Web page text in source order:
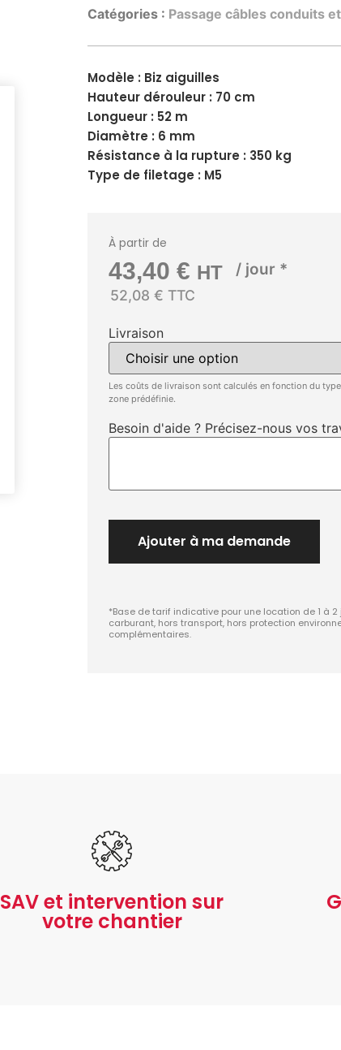
Catégories : Passage câbles conduits
Modèle : Biz aiguilles
Hauteur dérouleur : 70 cm
Longueur : 52 m
Diamètre : 6 mm
Résistance à la rupture : 350 kg
Type de filetage : M5
À partir de
43,40€ HT / jour *
52,08 € TTC
Livraison
Les coûts de livraison sont calculés en fonction du
zone prédéfinie.
Besoin d'aide ? Précisez-nous vos
Ajouter à ma demande
*Base de tarif indicative pour une location de 1 à
carburant, hors transport, hors protection
complémentaires.
SAV et intervention sur
votre chantier